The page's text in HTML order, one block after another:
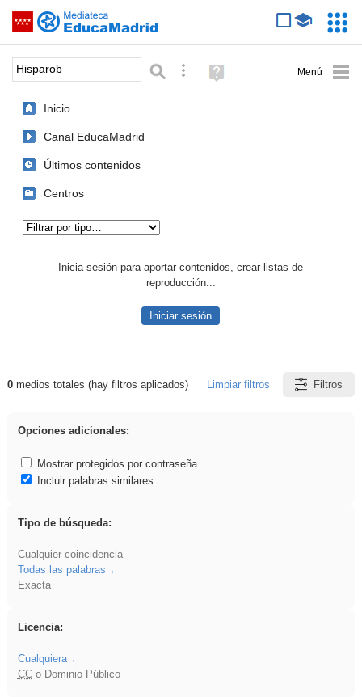
Saltar navegación
Palabra o frase: Búsqueda avanzada
Ayuda
(en
Inicio
Canal EducaMadrid
Últimos contenidos
Centros
Inicia sesión para aportar contenidos, crear listas de
reproducción...
Iniciar sesión
Resultados de: Hisparob
0medios totales (hay filtros aplicados) Limpiar filtros Filtros
Opciones adicionales:
Mostrar protegidos por contraseña
Incluir palabras similares
Tipo de búsqueda:
Cualquier coincidencia
Todas las palabras
Exacta
Licencia:
Cualquiera
CCo Dominio Público